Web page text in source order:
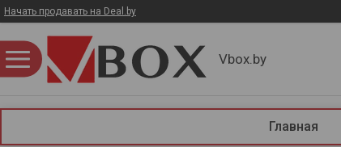
Начать продавать на Deal.by
Vbox.by
Главная